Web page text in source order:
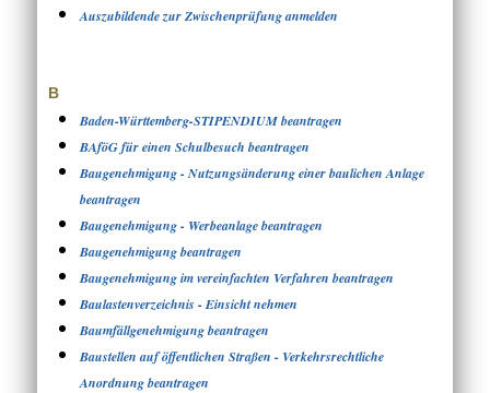
Auszubildende zur Zwischenprüfung anmelden
B
Baden-Württemberg-STIPENDIUM beantragen
BAföG für einen Schulbesuch beantragen
Baugenehmigung - Nutzungsänderung einer baulichen Anlage
beantragen
Baugenehmigung - Werbeanlage beantragen
Baugenehmigung beantragen
Baugenehmigung im vereinfachten Verfahren beantragen
Baulastenverzeichnis - Einsicht nehmen
Baumfällgenehmigung beantragen
Baustellen auf öffentlichen Straßen - Verkehrsrechtliche
Anordnung beantragen